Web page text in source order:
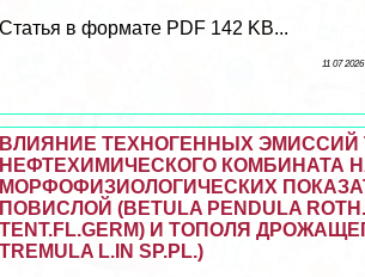
Статья в формате PDF 142 KB...
11 07
ВЛИЯНИЕ ТЕХНОГЕННЫХ ЭМИССИЙ
НЕФТЕХИМИЧЕСКОГО КОМБИНАТА
МОРФОФИЗИОЛОГИЧЕСКИХ
ПОВИСЛОЙ (BETULA PENDULA
TENT.FL.GERM) И ТОПОЛЯ
TREMULA L.IN SP.PL.)